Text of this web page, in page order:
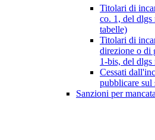
Titolari di
co. 1, del dlgs
tabelle)
Titolari di
direzione o di
1-bis, del dlgs
Cessati
pubblicare sul
Sanzioni per